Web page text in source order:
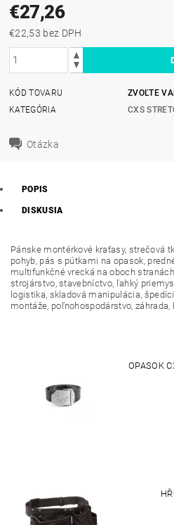
€27,26
€22,53 bez DPH
KÓD TOVARU
ZVOĽTE
KATEGÓRIA
CXS
Otázka
POPIS
DISKUSIA
Pánske montérkové kraťasy, strečová
pohyb, pás s pútkami na opasok,
multifunkčné vrecká na oboch
strojárstvo, stavebníctvo, ľahký
logistika, skladová manipulácia,
montáže, poľnohospodárstvo, záhrada,
OPASOK